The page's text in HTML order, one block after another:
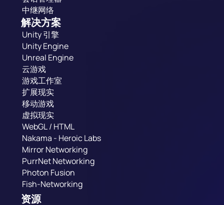
中继网络
解决方案
Unity 引擎
Unity Engine
Unreal Engine
云游戏
游戏工作室
扩展现实
移动游戏
虚拟现实
WebGL / HTML
Nakama - Heroic Labs
Mirror Networking
PurrNet Networking
Photon Fusion
Fish-Networking
资源